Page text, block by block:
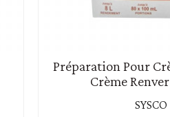
Préparation Pour
Crème
SYSCO